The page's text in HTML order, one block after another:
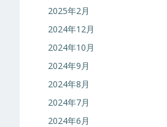
2025年2月
2024年12月
2024年10月
2024年9月
2024年8月
2024年7月
2024年6月